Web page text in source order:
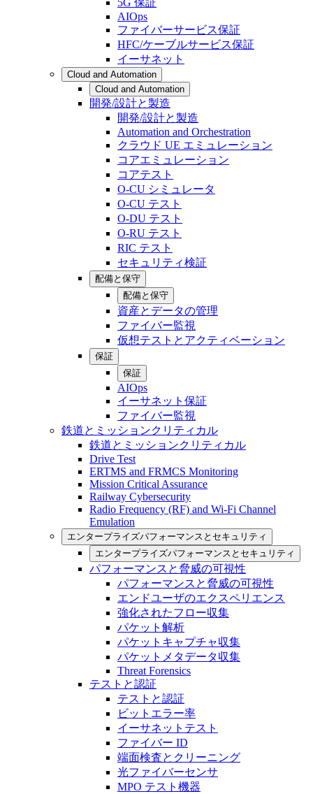
5G 保証
AIOps
ファイバーサービス保証
HFC/ケーブルサービス保証
イーサネット
Cloud and Automation
Cloud and Automation
開発/設計と製造
開発/設計と製造
Automation and Orchestration
クラウド UE エミュレーション
コアエミュレーション
コアテスト
O-CU シミュレータ
O-CU テスト
O-DU テスト
O-RU テスト
RIC テスト
セキュリティ検証
配備と保守
配備と保守
資産とデータの管理
ファイバー監視
仮想テストとアクティベーション
保証
保証
AIOps
イーサネット保証
ファイバー監視
鉄道とミッションクリティカル
鉄道とミッションクリティカル
Drive Test
ERTMS and FRMCS Monitoring
Mission Critical Assurance
Railway Cybersecurity
Radio Frequency (RF) and Wi-Fi Channel
Emulation
エンタープライズパフォーマンスとセキュリティ
エンタープライズパフォーマンスとセキュリティ
パフォーマンスと脅威の可視性
パフォーマンスと脅威の可視性
エンドユーザのエクスペリエンス
強化されたフロー収集
パケット解析
パケットキャプチャ収集
パケットメタデータ収集
Threat Forensics
テストと認証
テストと認証
ビットエラー率
イーサネットテスト
ファイバー ID
端面検査とクリーニング
光ファイバーセンサ
MPO テスト機器